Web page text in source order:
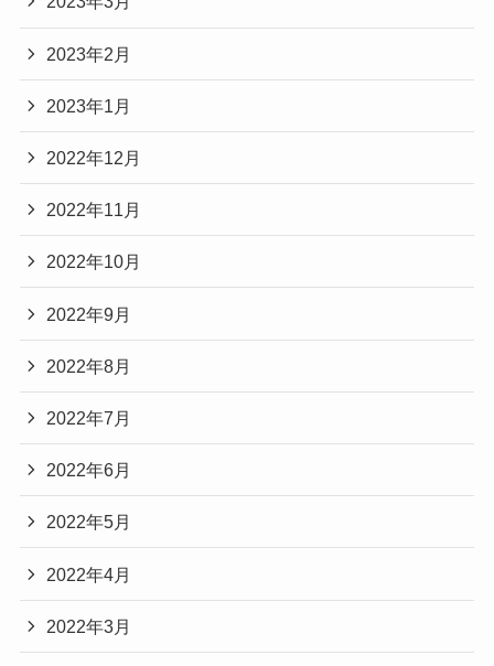
2023年2月
2023年1月
2022年12月
2022年11月
2022年10月
2022年9月
2022年8月
2022年7月
2022年6月
2022年5月
2022年4月
2022年3月